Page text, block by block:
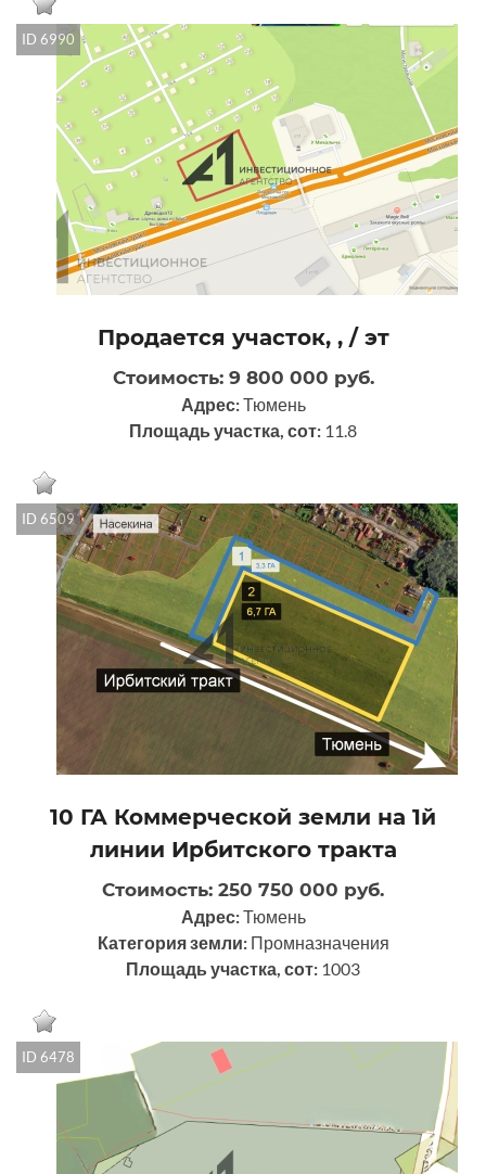
ID 6990
Продается участок, , / эт
Стоимость: 9 800 000 руб.
Адрес:Тюмень
Площадь участка, сот: 11.8
ID 6509
10 ГА Коммерческой земли на 1й
линии Ирбитского тракта
Стоимость: 250 750 000 руб.
Адрес:Тюмень
Категория земли: Промназначения
Площадь участка, сот: 1003
ID 6478